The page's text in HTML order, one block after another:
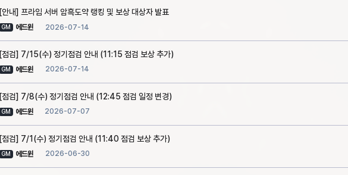
[안내] 프라임 서버 암흑도약 랭킹 및 보상 대상자 발표
GM 에드윈 2026-07-14
[점검] 7/15(수) 정기점검 안내 (11:15 점검 보상 추가)
GM 에드윈 2026-07-14
[점검] 7/8(수) 정기점검 안내 (12:45 점검 일정 변경)
GM 에드윈 2026-07-07
[점검] 7/1(수) 정기점검 안내 (11:40 점검 보상 추가)
GM 에드윈 2026-06-30